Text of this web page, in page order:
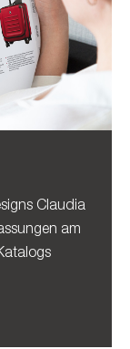
Claudia
am